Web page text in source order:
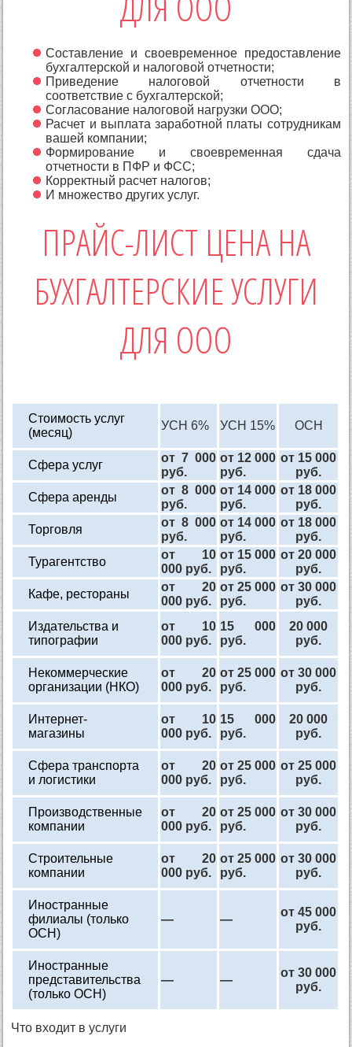
Составление и своевременное предоставление
бухгалтерской и налоговой отчетности;
Приведение налоговой отчетности в
соответствие с бухгалтерской;
Согласование налоговой нагрузки ООО;
Расчет и выплата заработной платы сотрудникам
вашей компании;
Формирование и своевременная сдача
отчетности в ПФР и ФСС;
Корректный расчет налогов;
И множество других услуг.
ПРАЙС-ЛИСТ ЦЕНА НА
БУХГАЛТЕРСКИЕ УСЛУГИ
ДЛЯ ООО
Стоимость услуг
(месяц)
УСН 6% УСН 15% ОСН
Сфера услуг
от 7 000
руб.
от 12 000
руб.
от 15 000
руб.
Сфера аренды
от 8 000
руб.
от 14 000
руб.
от 18 000
руб.
Торговля
от 8 000
руб.
от 14 000
руб.
от 18 000
руб.
Турагентство
от 10
000 руб.
от 15 000
руб.
от 20 000
руб.
Кафе, рестораны
от 20
000 руб.
от 25 000
руб.
от 30 000
руб.
Издательства и
типографии
от 10
000 руб.
15 000
руб.
20 000
руб.
Некоммерческие
организации (НКО)
от 20
000 руб.
от 25 000
руб.
от 30 000
руб.
Интернет-
магазины
от 10
000 руб.
15 000
руб.
20 000
руб.
Сфера транспорта
и логистики
от 20
000 руб.
от 25 000
руб.
от 25 000
руб.
Производственные
компании
от 20
000 руб.
от 25 000
руб.
от 30 000
руб.
Строительные
компании
от 20
000 руб.
от 25 000
руб.
от 30 000
руб.
Иностранные
филиалы (только
ОСН)
— —
от 45 000
руб.
Иностранные
представительства
(только ОСН)
— —
от 30 000
руб.
Что входит в услуги